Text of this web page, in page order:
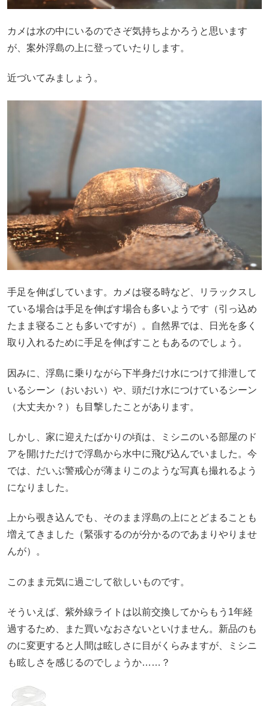
カメは水の中にいるのでさぞ気持ちよかろうと思います
が、案外浮島の上に登っていたりします。
近づいてみましょう。
手足を伸ばしています。カメは寝る時など、リラックスし
ている場合は手足を伸ばす場合も多いようです（引っ込め
たまま寝ることも多いですが）。自然界では、日光を多く
取り入れるために手足を伸ばすこともあるのでしょう。
因みに、浮島に乗りながら下半身だけ水につけて排泄して
いるシーン（おいおい）や、頭だけ水につけているシーン
（大丈夫か？）も目撃したことがあります。
しかし、家に迎えたばかりの頃は、ミシニのいる部屋のド
アを開けただけで浮島から水中に飛び込んでいました。今
では、だいぶ警戒心が薄まりこのような写真も撮れるよう
になりました。
上から覗き込んでも、そのまま浮島の上にとどまることも
増えてきました（緊張するのが分かるのであまりやりませ
んが）。
このまま元気に過ごして欲しいものです。
そういえば、紫外線ライトは以前交換してからもう1年経
過するため、また買いなおさないといけません。新品のも
のに変更すると人間は眩しさに目がくらみますが、ミシニ
も眩しさを感じるのでしょうか……？